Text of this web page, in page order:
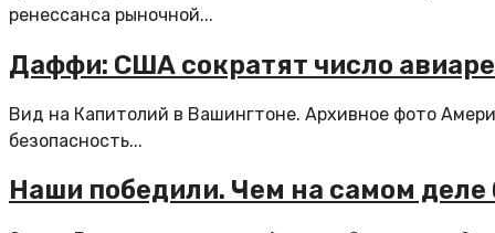
ренессанса рыночной...
Даффи: США сократят число
Вид на Капитолий в Вашингтоне. Архивное фото
безопасность...
Наши победили. Чем на самом